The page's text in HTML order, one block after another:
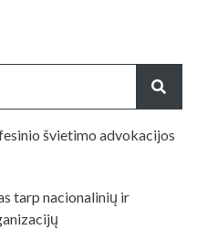
švietimo advokacijos
tarp nacionalinių ir